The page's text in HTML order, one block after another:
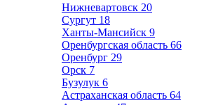
Нижневартовск 20
Сургут 18
Ханты-Мансийск 9
Оренбургская область 66
Оренбург 29
Орск 7
Бузулук 6
Астраханская область 64